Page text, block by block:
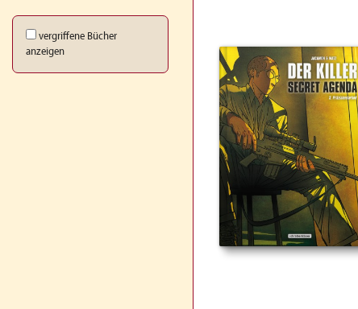
vergriffene Bücher
anzeigen